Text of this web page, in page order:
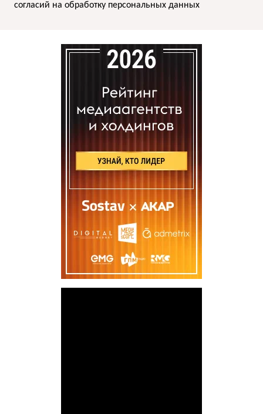
согласий на обработку персональных данных